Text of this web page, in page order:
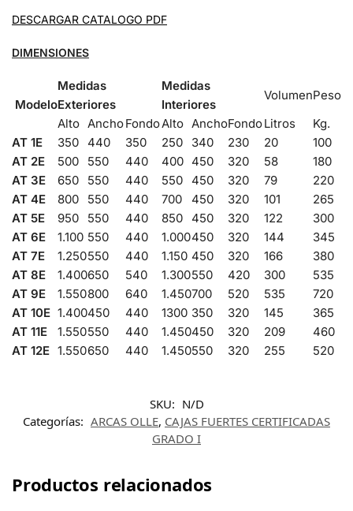
DESCARGAR CATALOGO PDF
DIMENSIONES
Modelo
Medidas
Exteriores
Medidas
Interiores
VolumenPeso
Alto AnchoFondoAlto AnchoFondoLitros
Kg.
AT 1E
350 440 350 250 340 230 20
100
AT 2E
500 550 440 400 450 320 58
180
AT 3E
650 550 440 550 450 320 79
220
AT 4E
800 550 440 700 450 320 101
265
AT 5E
950 550 440 850 450 320 122
300
AT 6E
1.100 550 440 1.000450 320 144
345
AT 7E
1.250550 440 1.150 450 320 166
380
AT 8E
1.400650 540 1.300550 420 300
535
AT 9E
1.550800 640 1.450700 520 535
720
AT 10E 1.400450 440 1300 350 320 145
365
AT 11E
1.550550 440 1.450450 320 209
460
AT 12E 1.550650 440 1.450550 320 255 520
SKU: N/D
Categorías: ARCAS OLLE, CAJAS FUERTES CERTIFICADAS
GRADO I
Productos relacionados